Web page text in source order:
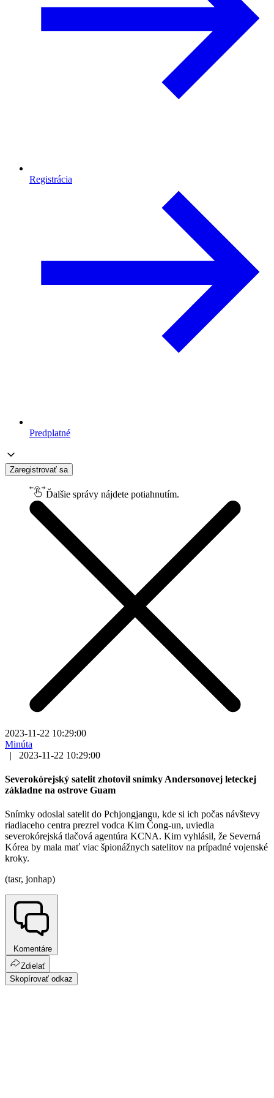
Registrácia
Predplatné
Zaregistrovať sa
Ďalšie správy nájdete potiahnutím.
2023-11-22 10:29:00
Minúta
|
2023-11-22 10:29:00
Severokórejský satelit zhotovil snímky Andersonovej leteckej
základne na ostrove Guam
Snímky odoslal satelit do Pchjongjangu, kde si ich počas návštevy
riadiaceho centra prezrel vodca Kim Čong-un, uviedla
severokórejská tlačová agentúra KCNA. Kim vyhlásil, že Severná
Kórea by mala mať viac špionážnych satelitov na prípadné vojenské
kroky.
(tasr, jonhap)
Komentáre
Zdielať
Skopírovať odkaz